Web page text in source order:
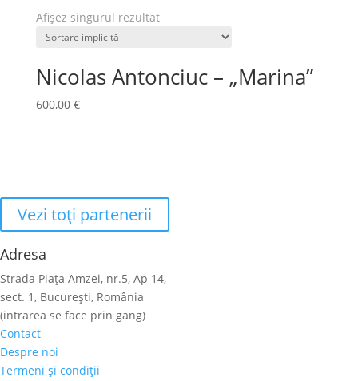
Afișez singurul rezultat
Nicolas Antonciuc – „Marina”
600,00 €
Vezi toţi partenerii
Adresa
Strada Piaţa Amzei, nr.5, Ap 14,
sect. 1, Bucureşti, România
(intrarea se face prin gang)
Contact
Despre noi
Termeni şi condiţii